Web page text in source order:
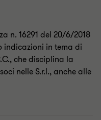
n. 16291 del 20/6/2018
indicazioni in tema di
che disciplina la
nelle S.r.l., anche alle